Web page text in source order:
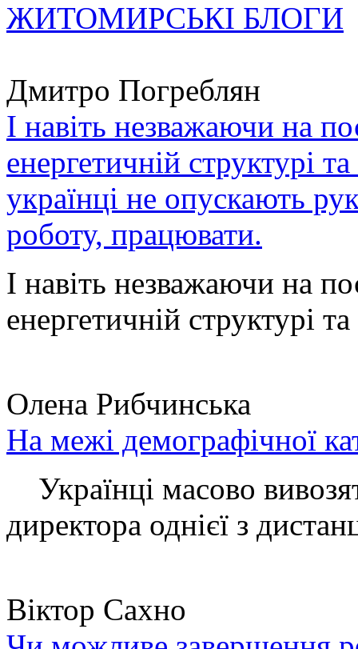
ЖИТОМИРСЬКІ БЛОГИ
Дмитро Погреблян
І навіть незважаючи на
енергетичній структурі
українці не опускають
роботу, працювати.
І навіть незважаючи на
енергетичній структурі
Олена Рибчинська
На межі демографічної
Українці масово
директора однієї з
Віктор Сахно